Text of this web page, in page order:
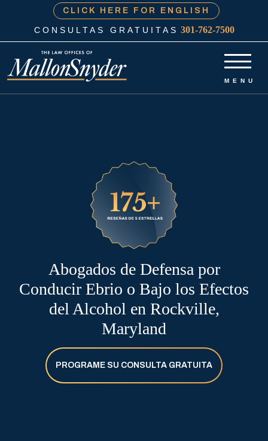
CLICK HERE FOR ENGLISH
CONSULTAS GRATUITAS 301-762-7500
Abogados de Defensa por
Conducir Ebrio o Bajo los Efectos
del Alcohol en Rockville,
Maryland
PROGRAME SU CONSULTA GRATUITA